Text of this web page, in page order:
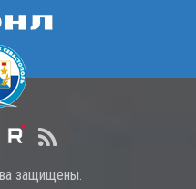
защищены.